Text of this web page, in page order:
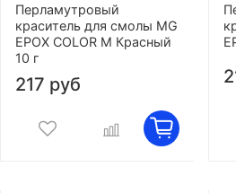
Перламутровый
краситель для смолы MG
EPOX COLOR M Красный
10 г
217 руб